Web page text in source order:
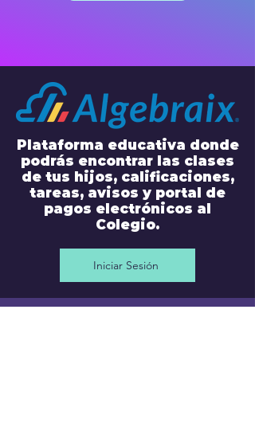
Plataforma educativa donde
podrás encontrar las clases
de tus hijos, calificaciones,
tareas, avisos y portal de
pagos electrónicos al
Colegio.
Iniciar Sesión